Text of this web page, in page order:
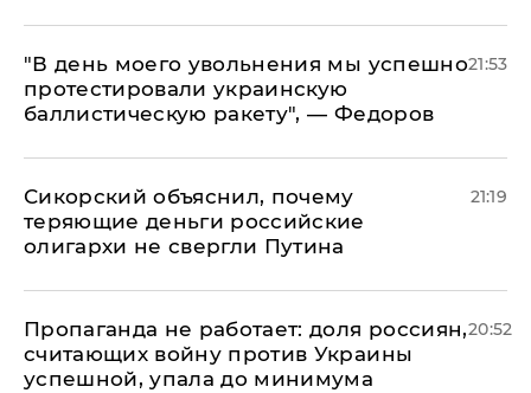
​"В день моего увольнения мы успешно
протестировали украинскую
баллистическую ракету", — Федоров
21:53
Сикорский объяснил, почему
теряющие деньги российские
олигархи не свергли Путина
21:19
​Пропаганда не работает: доля россиян,
считающих войну против Украины
успешной, упала до минимума
20:52